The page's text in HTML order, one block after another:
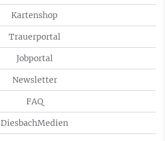
Kartenshop
Trauerportal
Jobportal
Newsletter
FAQ
DiesbachMedien